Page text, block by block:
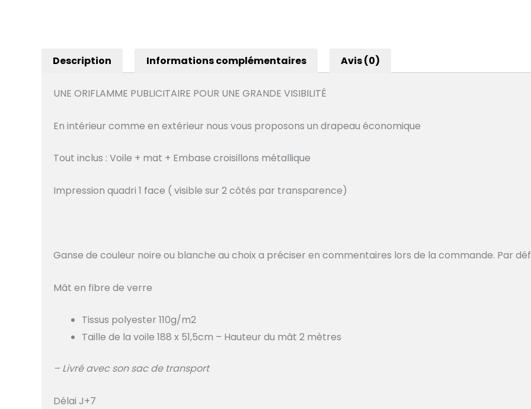
Description Informations complémentaires Avis (0)
UNE ORIFLAMME PUBLICITAIRE POUR UNE GRANDE VISIBILITÉ
En intérieur comme en extérieur nous vous proposons un drapeau économique
Tout inclus : Voile + mat + Embase croisillons métallique
Impression quadri 1 face ( visible sur 2 côtés par transparence)
Ganse de couleur noire ou blanche au choix a préciser en commentaires lors de la commande. Par
Mât en fibre de verre
Tissus polyester 110g/m2
Taille de la voile 188 x 51,5cm – Hauteur du mât 2 mètres
– Livré avec son sac de transport
Délai J+7